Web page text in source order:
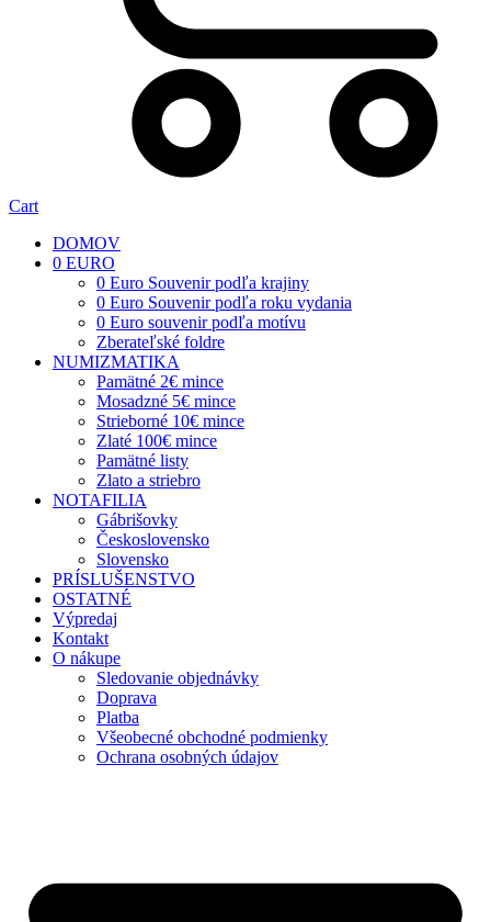
Cart
DOMOV
0 EURO
0 Euro Souvenir podľa krajiny
0 Euro Souvenir podľa roku vydania
0 Euro souvenir podľa motívu
Zberateľské foldre
NUMIZMATIKA
Pamätné 2€ mince
Mosadzné 5€ mince
Strieborné 10€ mince
Zlaté 100€ mince
Pamätné listy
Zlato a striebro
NOTAFILIA
Gábrišovky
Československo
Slovensko
PRÍSLUŠENSTVO
OSTATNÉ
Výpredaj
Kontakt
O nákupe
Sledovanie objednávky
Doprava
Platba
Všeobecné obchodné podmienky
Ochrana osobných údajov